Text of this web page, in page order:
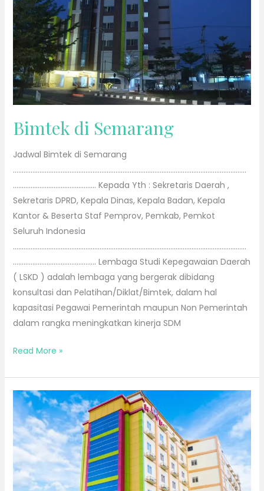
Bimtek di Semarang
Jadwal Bimtek di Semarang
……………………………………………………………………………………………………………………
……………………………………….. Kepada Yth : Sekretaris Daerah ,
Sekretaris DPRD, Kepala Dinas, Kepala Badan, Kepala
Kantor & Beserta Staf Pemprov, Pemkab, Pemkot
Seluruh Indonesia
……………………………………………………………………………………………………………………
……………………………………….. Lembaga Studi Kepegawaian Daerah
( LSKD ) adalah lembaga yang bergerak dibidang
konsultasi dan Pelatihan/Diklat/Bimtek, dalam hal
kapasitasi Pegawai Pemerintah maupun Non Pemerintah
dalam rangka meningkatkan kinerja SDM
Read More »
Bimtek
di
Samarinda